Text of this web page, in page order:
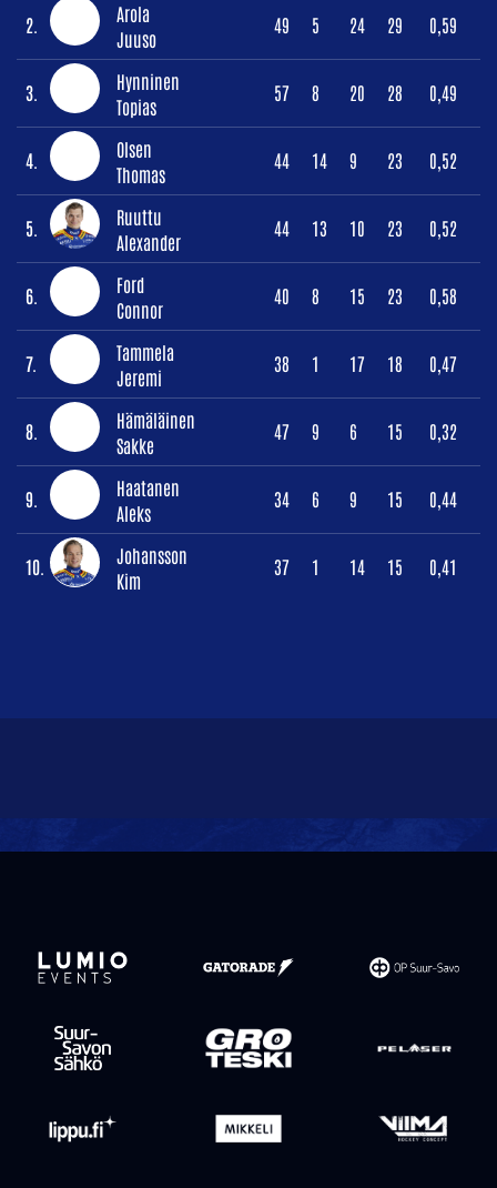
2.
Arola
Juuso
49 5 24 29 0,59
3.
Hynninen
Topias
57 8 20 28 0,49
4.
Olsen
Thomas
44 14 9 23 0,52
5.
Ruuttu
Alexander
44 13 10 23 0,52
6.
Ford
Connor
40 8 15 23 0,58
7.
Tammela
Jeremi
38 1 17 18 0,47
8.
Hämäläinen
Sakke
47 9 6 15 0,32
9.
Haatanen
Aleks
34 6 9 15 0,44
10.
Johansson
Kim
37 1 14 15 0,41